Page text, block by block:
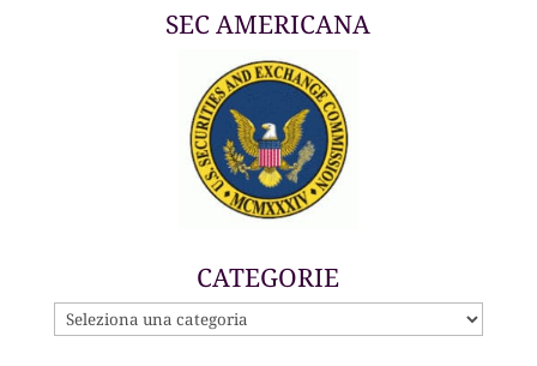
SEC AMERICANA
CATEGORIE
CATEGORIE